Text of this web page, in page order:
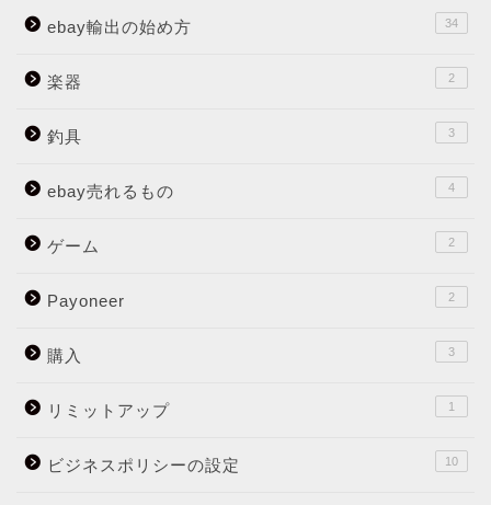
ebay輸出の始め方 34
楽器 2
釣具 3
ebay売れるもの 4
ゲーム 2
Payoneer 2
購入 3
リミットアップ 1
ビジネスポリシーの設定 10